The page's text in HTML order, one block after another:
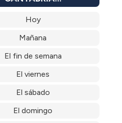
Hoy
Mañana
El fin de semana
El viernes
El sábado
El domingo